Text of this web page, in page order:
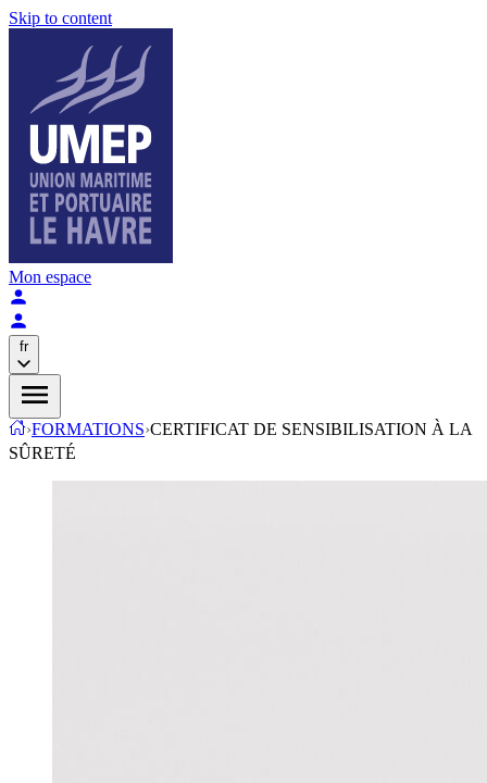
Skip to content
Mon espace
fr
›FORMATIONS›CERTIFICAT DE SENSIBILISATION À LA
SÛRETÉ